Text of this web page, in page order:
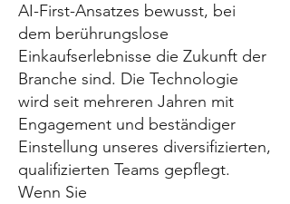
AI-First-Ansatzes bewusst, bei
dem berührungslose
Einkaufserlebnisse die Zukunft der
Branche sind. Die Technologie
wird seit mehreren Jahren mit
Engagement und beständiger
Einstellung unseres diversifizierten,
qualifizierten Teams gepflegt.
Wenn Sie